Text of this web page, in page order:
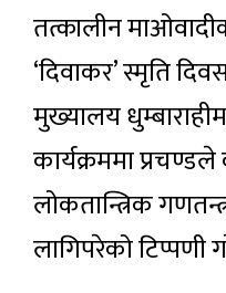
तत्कालीन
‘दिवाकर’ स्मृति
मुख्यालय
कार्यक्रममा
लोकतान्त्रिक
लागिपरेको टिप्पणी